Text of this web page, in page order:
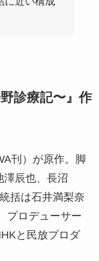
診療記〜』作
刊）が原作。脚
澤辰也、長沼
括は石井満梨奈
プロデューサー
と民放プロダ